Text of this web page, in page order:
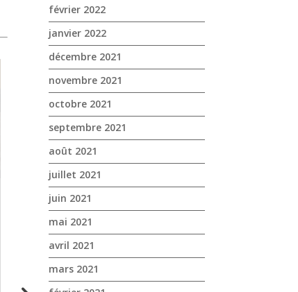
février 2022
janvier 2022
décembre 2021
novembre 2021
octobre 2021
septembre 2021
août 2021
juillet 2021
juin 2021
mai 2021
avril 2021
mars 2021